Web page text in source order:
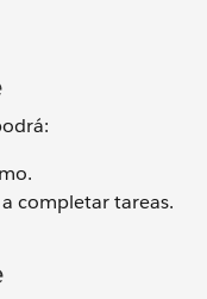
completar tareas.